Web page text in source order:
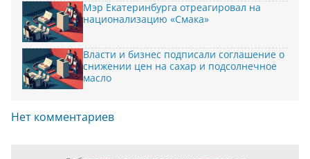
Мэр Екатеринбурга отреагировал на
национализацию «Смака»
Власти и бизнес подписали соглашение о
снижении цен на сахар и подсолнечное
масло
Нет комментариев